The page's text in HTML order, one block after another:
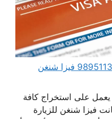
مكتب استخراج فيزا شنغن 98951133 فيزا شنغن
على استخراج كافة
فيزا شنغن للزيارة